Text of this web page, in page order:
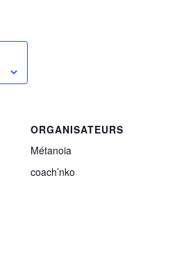
ORGANISATEURS
Métanoia
coach’nko